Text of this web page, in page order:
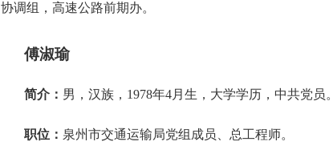
协调组，高速公路前期办。
傅淑瑜
简介： 男，汉族，1978年4月生，大学学历，中共党员。
职位： 泉州市交通运输局党组成员、总工程师。